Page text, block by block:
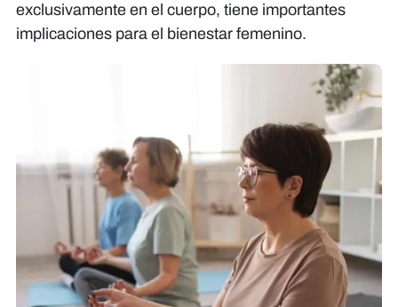
exclusivamente en el cuerpo, tiene importantes
implicaciones para el bienestar femenino.